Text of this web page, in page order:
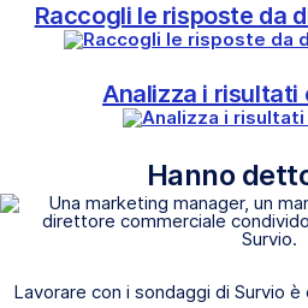
Raccogli le risposte da
Analizza i risultati
Hanno
Lavorare con i sondaggi di Survio